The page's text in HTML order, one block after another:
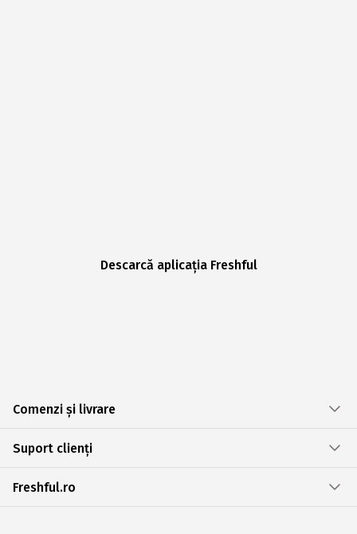
Descarcă aplicația Freshful
Comenzi și livrare
Suport clienți
Freshful.ro